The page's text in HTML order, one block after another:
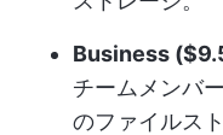
Business
チームメンバ
のファイルス